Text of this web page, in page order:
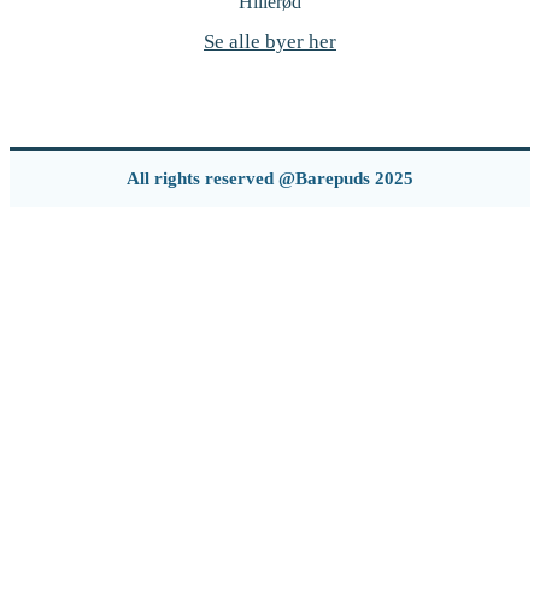
Se alle byer her
All rights reserved @Barepuds 2025